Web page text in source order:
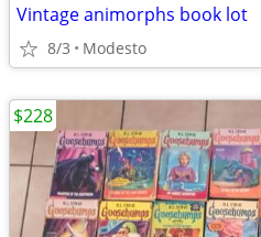
Vintage animorphs book lot
8/3 Modesto
$228